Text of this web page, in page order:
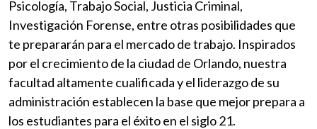
Psicología, Trabajo Social, Justicia Criminal,
Investigación Forense, entre otras posibilidades que
te prepararán para el mercado de trabajo. Inspirados
por el crecimiento de la ciudad de Orlando, nuestra
facultad altamente cualificada y el liderazgo de su
administración establecen la base que mejor prepara a
los estudiantes para el éxito en el siglo 21.